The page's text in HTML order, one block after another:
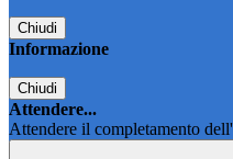
Chiudi
Informazione
Chiudi
Attendere...
Attendere il completamento